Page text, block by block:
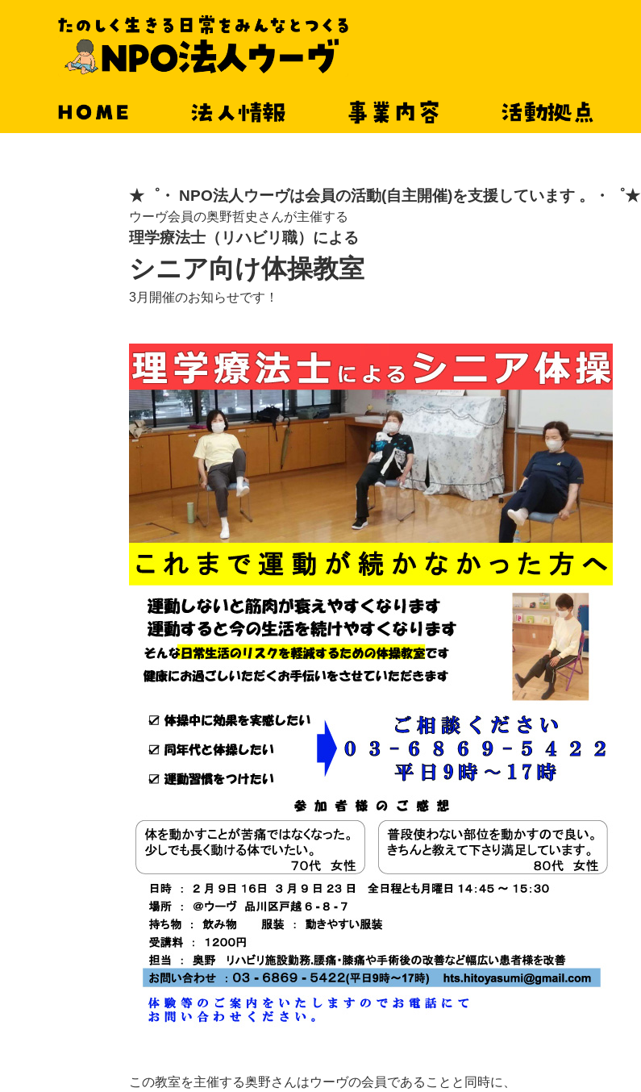
事業内容
★゜・ NPO法人ウーヴは会員の活動(自主開催)を支援しています 。・゜★
ウーヴ会員の奥野哲史さんが主催する
理学療法士（リハビリ職）による
シニア向け体操教室
3月開催のお知らせです！
この教室を主催する奥野さんはウーヴの会員であることと同時に、